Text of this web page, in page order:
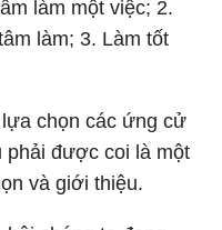
làm một việc; 2.
làm; 3. Làm tốt
chọn các ứng cử
phải được coi là một
và giới thiệu.